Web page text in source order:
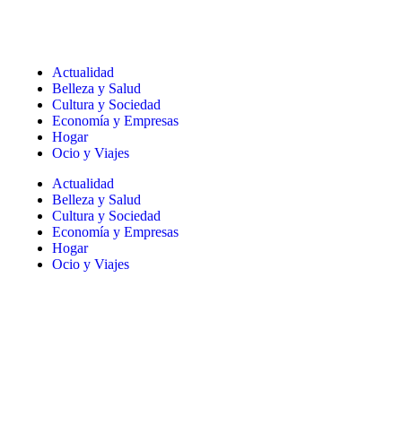
Actualidad
Belleza y Salud
Cultura y Sociedad
Economía y Empresas
Hogar
Ocio y Viajes
Actualidad
Belleza y Salud
Cultura y Sociedad
Economía y Empresas
Hogar
Ocio y Viajes